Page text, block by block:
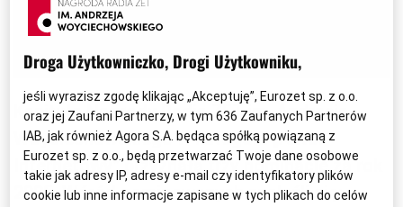
Kapituła Nagrody Radia ZET im. Andrzeja
Woyciechowskiego w kategorii „Autor
Internetowy” przyznała trzy nominacje za rok
2025. Wśród nominowanych znaleźli się:
Droga Użytkowniczko, Drogi Użytkowniku,
jeśli wyrazisz zgodę klikając „Akceptuję”, Eurozet sp. z o.o.
oraz jej Zaufani Partnerzy, w tym636 Zaufanych Partnerów
IAB, jak również Agora S.A. będąca spółką powiązaną z
Eurozet sp. z o.o., będą przetwarzać Twoje dane osobowe
takie jak adresy IP, adresy e-mail czy identyfikatory plików
cookie lub inne informacje zapisane w tych plikach do celów